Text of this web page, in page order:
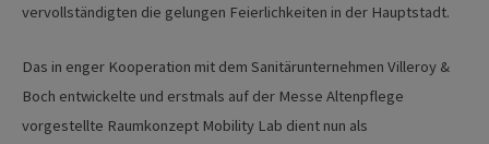
vervollständigten die gelungen Feierlichkeiten in der Hauptstadt.
Das in enger Kooperation mit dem Sanitärunternehmen Villeroy &
Boch entwickelte und erstmals auf der Messe Altenpflege
vorgestellte Raumkonzept Mobility Lab dient nun als